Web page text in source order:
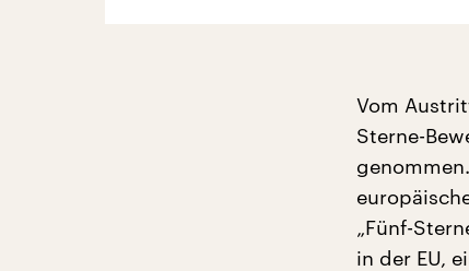
Vom
Sterne-
„Fünf-
in der EU,